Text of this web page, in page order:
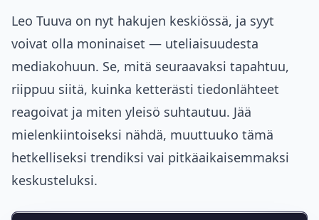
Leo Tuuva on nyt hakujen keskiössä, ja syyt
voivat olla moninaiset — uteliaisuudesta
mediakohuun. Se, mitä seuraavaksi tapahtuu,
riippuu siitä, kuinka ketterästi tiedonlähteet
reagoivat ja miten yleisö suhtautuu. Jää
mielenkiintoiseksi nähdä, muuttuuko tämä
hetkelliseksi trendiksi vai pitkäaikaisemmaksi
keskusteluksi.